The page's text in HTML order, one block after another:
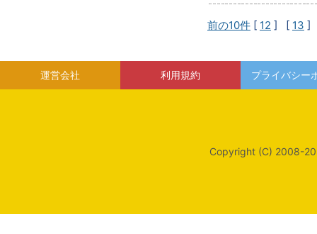
前の10件 [ 12 ] [ 13 ]
運営会社 利用規約 プライバシー
Copyright (C) 2008-